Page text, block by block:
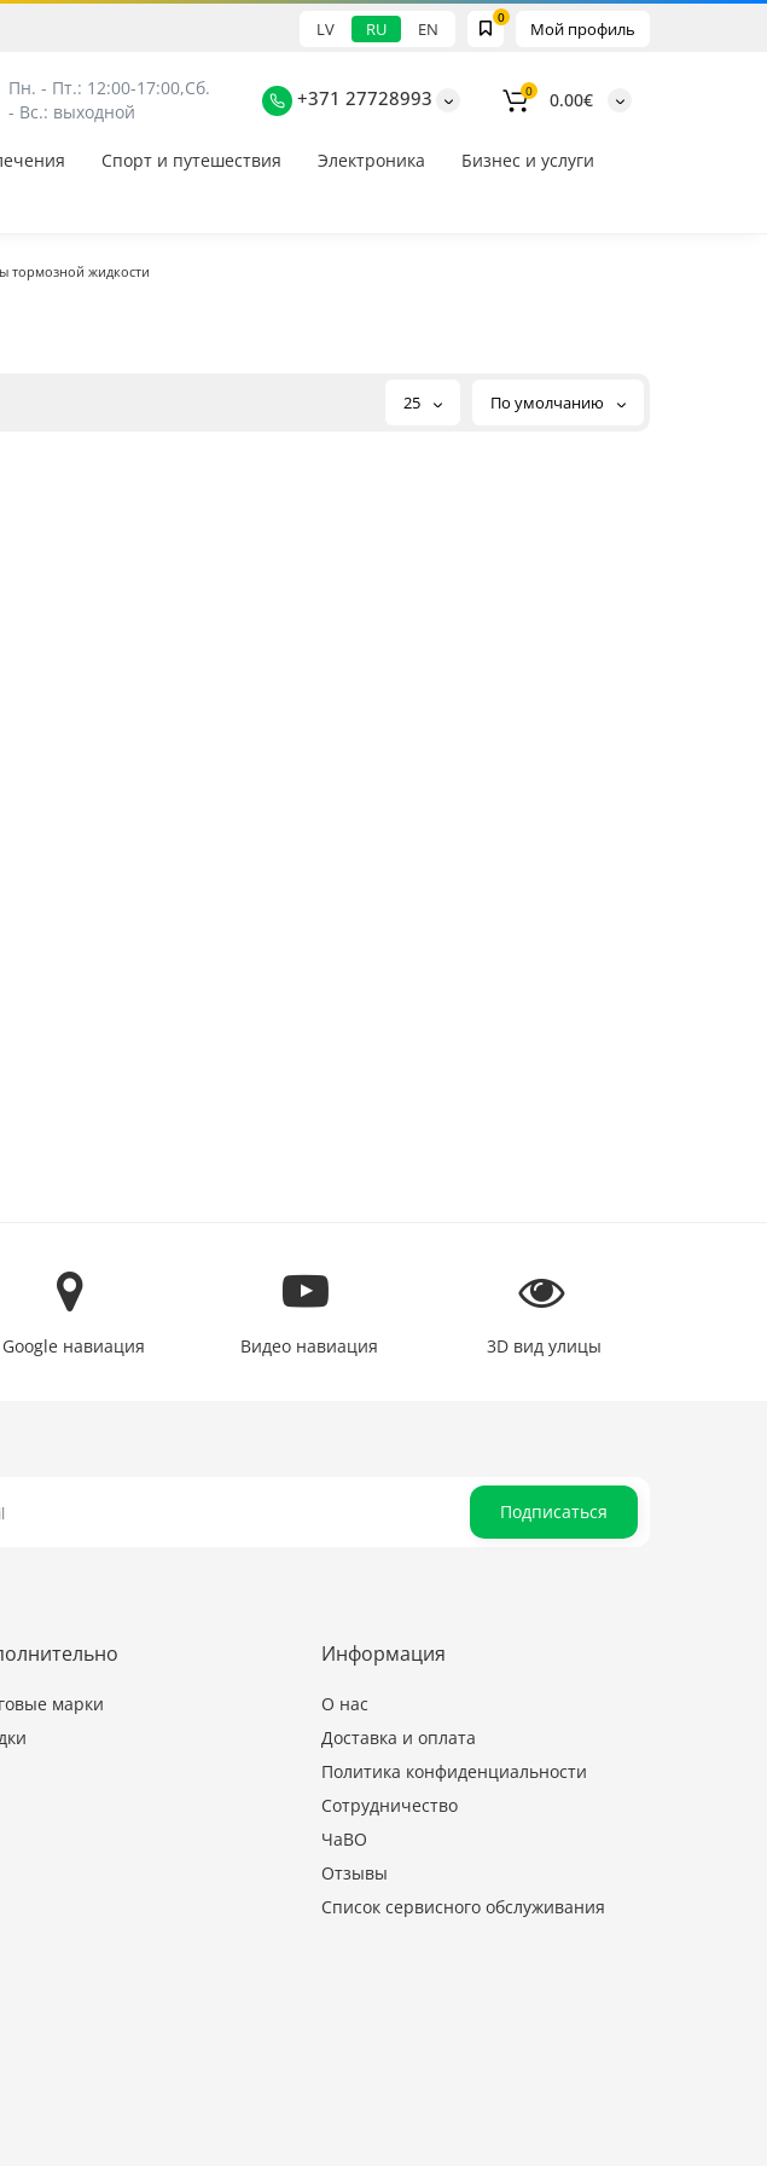
Мой профиль
0
LV RU EN
Пн. - Пт.: 12:00-17:00,Сб.
- Вс.: выходной
+371 27728993 0 0.00€
Спорт и путешествия Электроника Бизнес и услуги
тормозной жидкости
25 По умолчанию
Google навиация Видео навиация 3D вид улицы
Подписаться
марки
Информация
О нас
Доставка и оплата
Политика конфиденциальности
Сотрудничество
ЧаВО
Отзывы
Список сервисного обслуживания